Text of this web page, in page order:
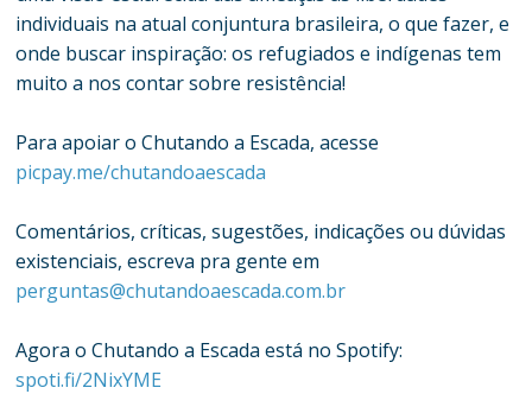
individuais na atual conjuntura brasileira, o que fazer, e
onde buscar inspiração: os refugiados e indígenas tem
muito a nos contar sobre resistência!
Para apoiar o Chutando a Escada, acesse
picpay.me/chutandoaescada
Comentários, críticas, sugestões, indicações ou dúvidas
existenciais, escreva pra gente em
perguntas@chutandoaescada.com.br
Agora o Chutando a Escada está no Spotify:
spoti.fi/2NixYME